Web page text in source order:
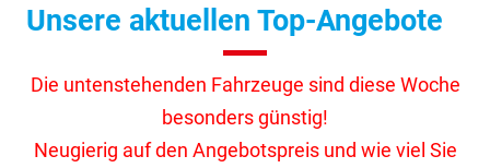
Unsere aktuellen Top-Angebote
Die untenstehenden Fahrzeuge sind diese Woche
besonders günstig!
Neugierig auf den Angebotspreis und wie viel Sie